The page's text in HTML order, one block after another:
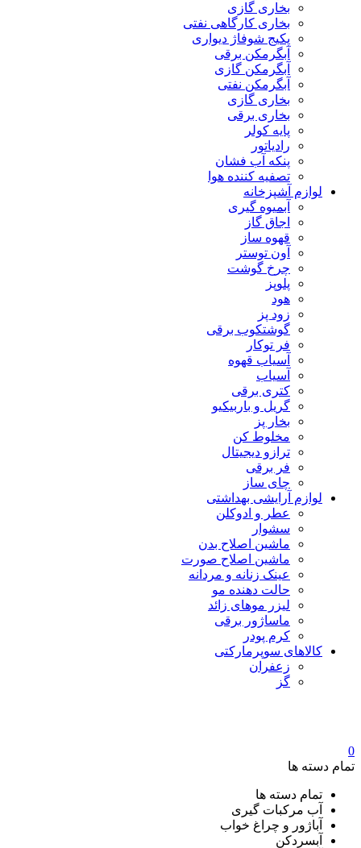
بخاری گازی
بخاری کارگاهی نفتی
پکیج شوفاژ دیواری
آبگرمکن برقی
آبگرمکن گازی
آبگرمکن نفتی
بخاری گازی
بخاری برقی
پایه کولر
رادیاتور
پنکه آب فشان
تصفیه کننده هوا
لوازم آشپزخانه
آبمیوه گیری
اجاق گاز
قهوه ساز
آون توستر
چرخ گوشت
پلوپز
هود
زود پز
گوشتکوب برقی
فر توکار
آسیاب قهوه
آسیاب
کتری برقی
گریل و باربیکیو
بخار پز
مخلوط کن
ترازو دیجیتال
فر برقی
چای ساز
لوازم آرایشی بهداشتی
عطر و ادوکلن
سشوار
ماشین اصلاح بدن
ماشین اصلاح صورت
عینک زنانه و مردانه
حالت دهنده مو
لیزر موهای زائد
ماساژور برقی
کرم پودر
کالاهای سوپرمارکتی
زعفران
گز
0
تمام دسته ها
تمام دسته ها
آب مرکبات گیری
آباژور و چراغ خواب
آبسردکن